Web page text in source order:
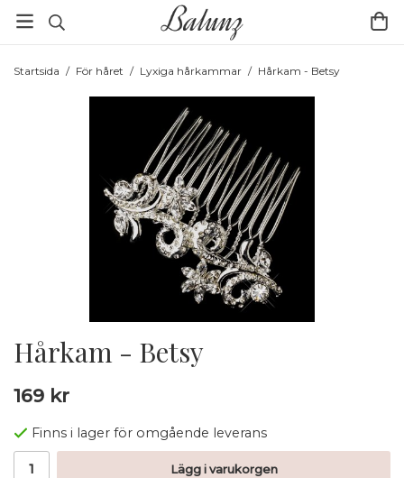
Startsida / För håret / Lyxiga hårkammar / Hårkam - Betsy
Hårkam - Betsy
169 kr
Finns i lager för omgående leverans
Lägg i varukorgen